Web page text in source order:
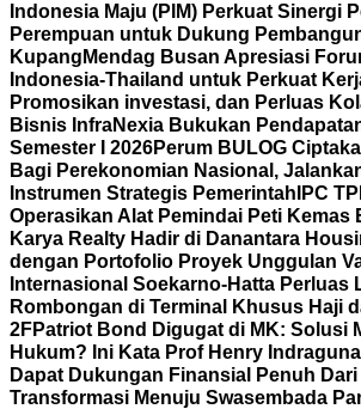
Indonesia Maju (PIM) Perkuat Sinergi
Perempuan untuk Dukung
Kupang Mendag Busan Apresiasi
Indonesia-Thailand untuk Perkuat
Promosikan investasi, dan Perluas
Bisnis InfraNexia Bukukan
Semester I 2026Perum BULOG
Bagi Perekonomian Nasional,
Instrumen Strategis Pemerintah IPC
Operasikan Alat Pemindai Peti Kemas
Karya Realty Hadir di Danantara
dengan Portofolio Proyek Unggulan
Internasional Soekarno-Hatta Perluas
Rombongan di Terminal Khusus Haji
2FPatriot Bond Digugat di MK: Solusi
Hukum? Ini Kata Prof Henry Indraguna
Dapat Dukungan Finansial Penuh
Transformasi Menuju Swasembada